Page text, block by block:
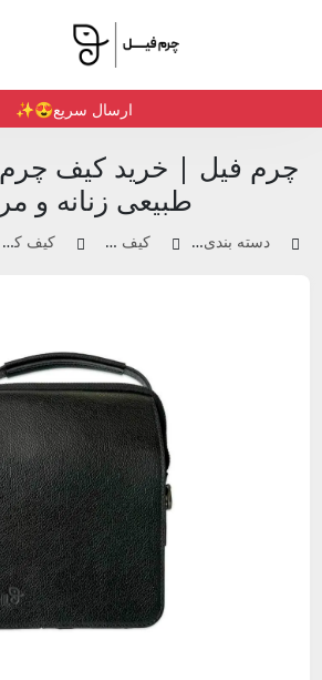
ارسال سریع😍✨️
چرم فیل | خرید کیف
طبیعی زنانه و
دسته بندی محصولات کیف چرم زنانه کیف کراس بادی